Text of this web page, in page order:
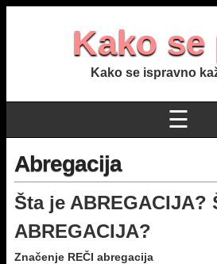
Kako se
Kako se ispravno
☰
Abregacija
Šta je ABREGACIJA?
ABREGACIJA?
Značenje REČI abregacija